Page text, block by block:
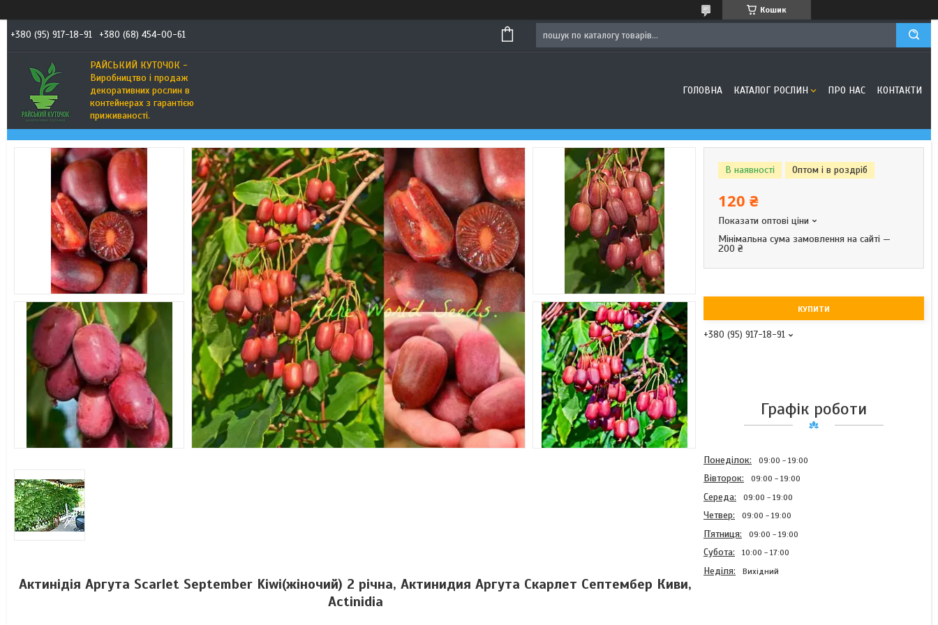
Кошик
+380 (95) 917-18-91 +380 (68) 454-00-61
РАЙСЬКИЙ КУТОЧОК -
Виробництво і продаж
декоративних рослин в
контейнерах з гарантією
приживаності.
ГОЛОВНА КАТАЛОГ РОСЛИН ПРО НАС КОНТАКТИ
Актинідія Аргута Scarlet September Kiwi(жіночий) 2 річна, Актинидия Аргута Скарлет Септембер Киви,
Actinidia
В наявності Оптом і в роздріб
120 ₴
Показати оптові ціни
Мінімальна сума замовлення на сайті —
200 ₴
КУПИТИ
+380 (95) 917-18-91
Графік роботи
Понеділок 09:00 19:00
Вівторок 09:00 19:00
Середа 09:00 19:00
Четвер 09:00 19:00
Пʼятниця 09:00 19:00
Субота 10:00 17:00
Неділя Вихідний